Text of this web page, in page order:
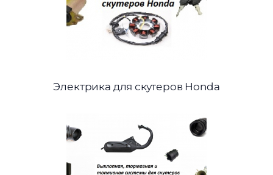
Электрика для скутеров Honda